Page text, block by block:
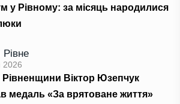
у Рівному: за місяць народилися
2026
Рівненщини Віктор Юзепчук
медаль «За врятоване життя»